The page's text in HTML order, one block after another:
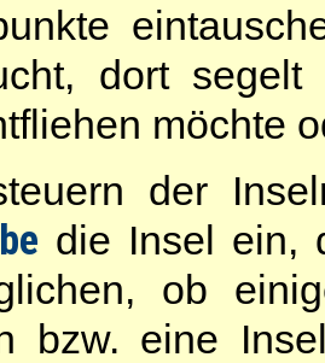
dort
möchte
der
die Insel ein,
ob
bzw. eine